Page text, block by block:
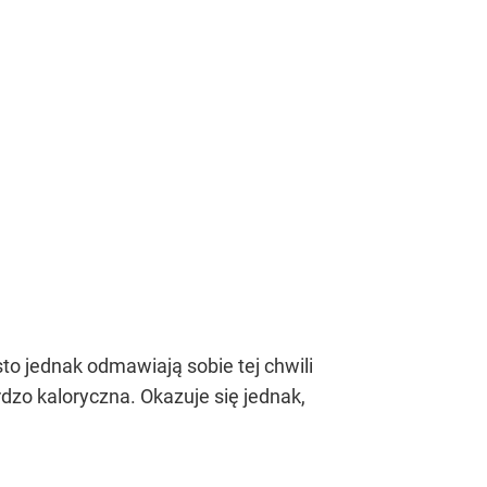
jednak odmawiają sobie tej chwili
kaloryczna. Okazuje się jednak,